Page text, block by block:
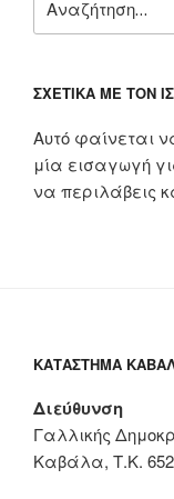
για:
ΣΧΕΤΙΚΆ ΜΕ ΤΟΝ
Αυτό φαίνεται
μία εισαγωγή
να περιλάβεις
ΚΑΤΆΣΤΗΜΑ
Διεύθυνση
Γαλλικής
Καβάλα, Τ.Κ.